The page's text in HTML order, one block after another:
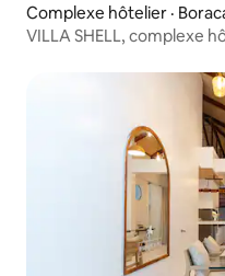
Complexe hôtelier ·
VILLA SHELL, complexe